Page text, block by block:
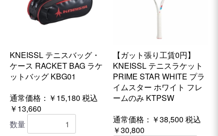
KNEISSL テニスバッグ・
ケース RACKET BAG ラケ
ットバッグ KBG01
通常価格：￥15,180 税込
￥13,660
数量
【ガット張り工賃0円】
KNEISSL テニスラケット
PRIME STAR WHITE プラ
イムスター ホワイト フレ
ームのみ KTPSW
通常価格： ￥38,500 税込
￥30,800